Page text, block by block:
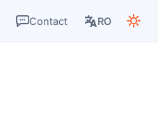
Contact RO